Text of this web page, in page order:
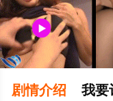
剧情介绍 我要